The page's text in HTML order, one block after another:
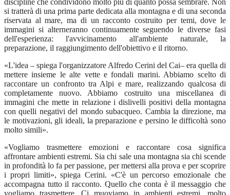
discipline che condividono molto più di quanto possa sembrare. Non
si tratterà di una prima parte dedicata alla montagna e di una seconda
riservata al mare, ma di un racconto costruito per temi, dove le
immagini si alterneranno continuamente seguendo le diverse fasi
dell'esperienza: l'avvicinamento all'ambiente naturale, la
preparazione, il raggiungimento dell'obiettivo e il ritorno.
«L'idea – spiega l'organizzatore Alfredo Cerini del Cai– era quella di
mettere insieme le alte vette e fondali marini. Abbiamo scelto di
raccontare un confronto tra Alpi e mare, realizzando qualcosa di
completamente nuovo. Abbiamo costruito una miscellanea di
immagini che mette in relazione i dislivelli positivi della montagna
con quelli negativi del mondo subacqueo. Cambia la direzione, ma
le motivazioni, gli ideali, la preparazione e persino le difficoltà sono
molto simili».
«Vogliamo trasmettere emozioni e raccontare cosa significa
affrontare ambienti estremi. Sia chi sale una montagna sia chi scende
in profondità lo fa per passione, per mettersi alla prova e per scoprire
i propri limiti», spiega Cerini. «C'è un percorso emozionale che
accompagna tutto il racconto. Quello che conta è il messaggio che
vogliamo trasmettere. Ci muoviamo in ambienti estremi, molto